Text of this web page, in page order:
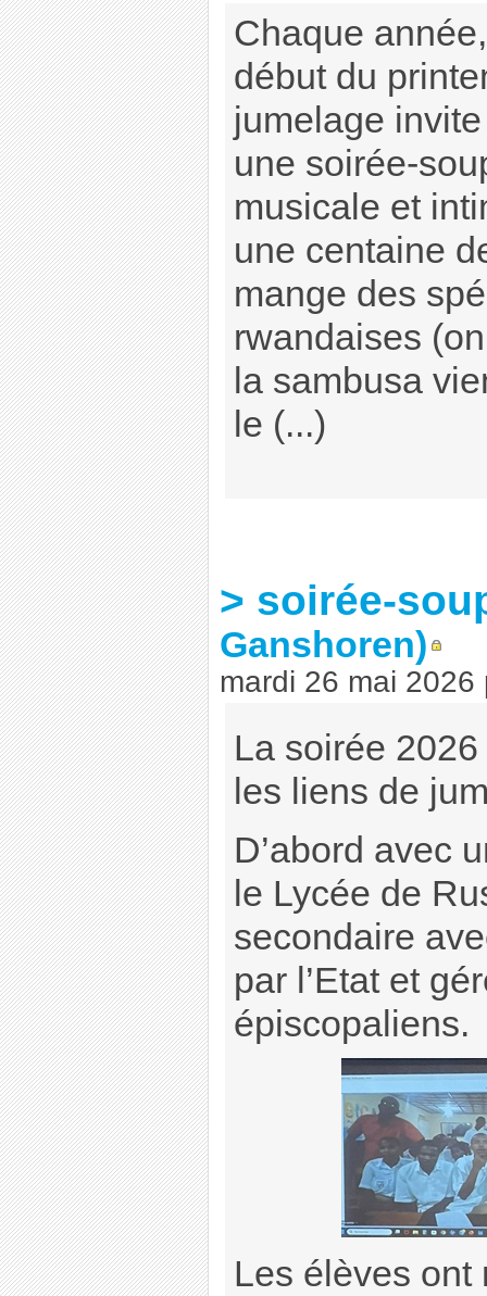
Chaque
début du
jumelage
une soirée-
musicale et
une centaine
mange des
rwandaises
la sambusa
le (...)
> soirée-
Ganshoren)
mardi 26 mai 2026
La soirée
les liens de
D’abord avec
le Lycée de
secondaire
par l’Etat et
épiscopaliens.
Les élèves ont